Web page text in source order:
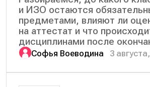
и ИЗО остаются
предметами, влияют ли
на аттестат и что
дисциплинами после
Софья Воеводина 3